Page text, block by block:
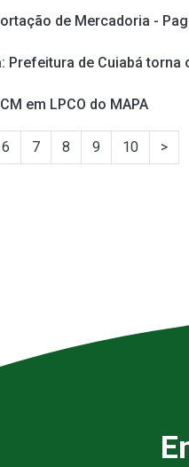
de Mercadoria -
Prefeitura de Cuiabá
em LPCO do MAPA
6 7 8 9 10 >